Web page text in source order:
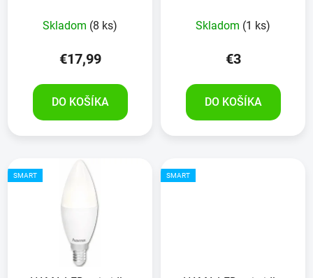
Skladom (8 ks)
€17,99
DO KOŠÍKA
Skladom (1 ks)
€3
DO KOŠÍKA
SMART SMART